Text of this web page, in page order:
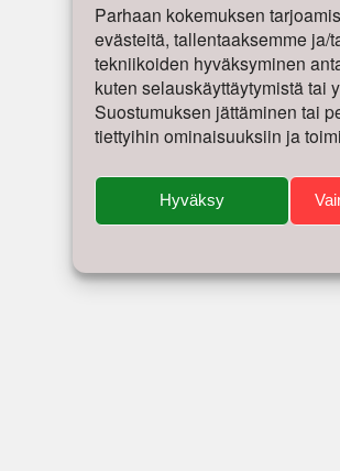
Parhaan kokemuksen
evästeitä, tallentaaksemme ja/
tekniikoiden hyväksyminen
kuten selauskäyttäytymistä tai
Suostumuksen jättäminen tai
tiettyihin ominaisuuksiin ja
Hyväksy